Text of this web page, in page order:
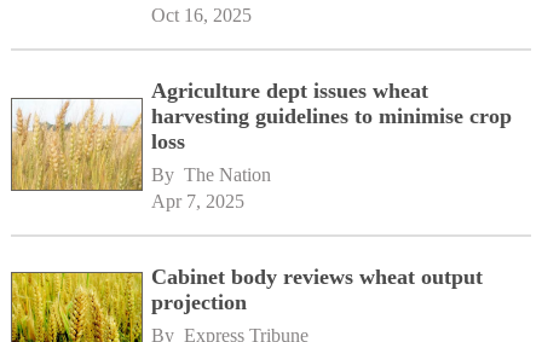
Oct 16, 2025
Agriculture dept issues wheat
harvesting guidelines to minimise crop
loss
By The Nation
Apr 7, 2025
Cabinet body reviews wheat output
projection
By Express Tribune